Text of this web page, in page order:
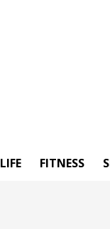
LIFE FITNESS